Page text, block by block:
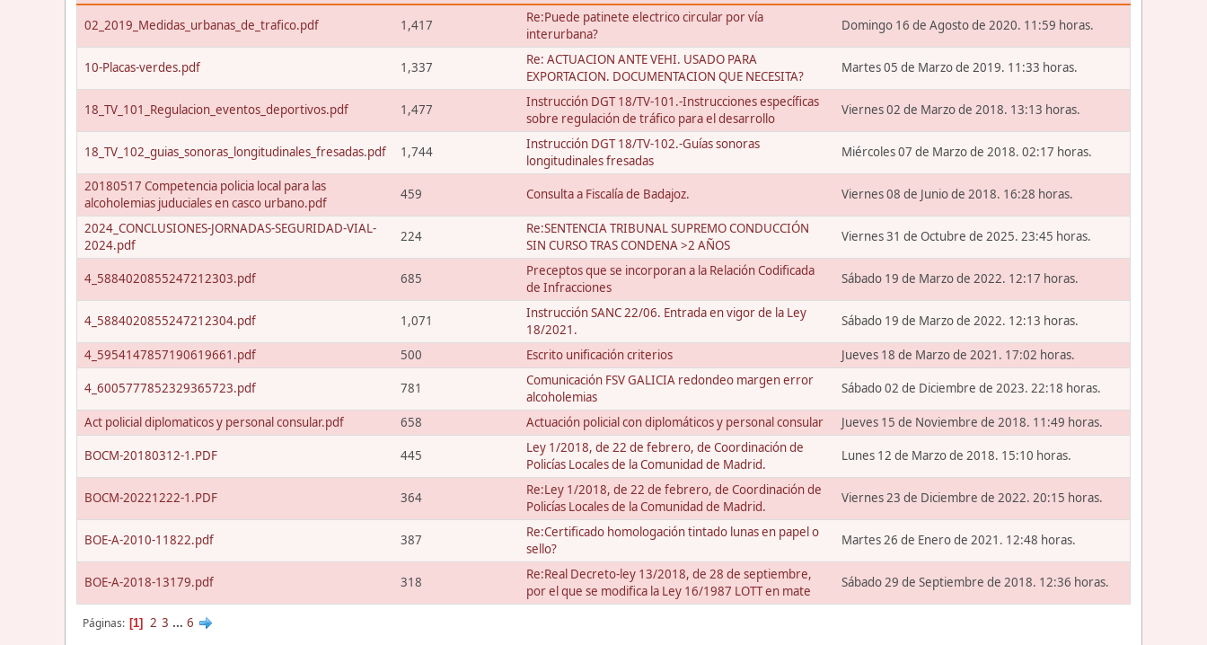
02_2019_Medidas_urbanas_de_trafico.pdf 1,417
Re:Puede patinete electrico circular por vía
interurbana?
Domingo 16 de Agosto de 2020. 11:59 horas.
10-Placas-verdes.pdf 1,337
Re: ACTUACION ANTE VEHI. USADO PARA
EXPORTACION. DOCUMENTACION QUE NECESITA?
Martes 05 de Marzo de 2019. 11:33 horas.
18_TV_101_Regulacion_eventos_deportivos.pdf 1,477
Instrucción DGT 18/TV-101.-Instrucciones específicas
sobre regulación de tráfico para el desarrollo
Viernes 02 de Marzo de 2018. 13:13 horas.
18_TV_102_guias_sonoras_longitudinales_fresadas.pdf 1,744
Instrucción DGT 18/TV-102.-Guías sonoras
longitudinales fresadas
Miércoles 07 de Marzo de 2018. 02:17 horas.
20180517 Competencia policia local para las
alcoholemias juduciales en casco urbano.pdf
459 Consulta a Fiscalía de Badajoz. Viernes 08 de Junio de 2018. 16:28 horas.
2024_CONCLUSIONES-JORNADAS-SEGURIDAD-VIAL-
2024.pdf
224
Re:SENTENCIA TRIBUNAL SUPREMO CONDUCCIÓN
SIN CURSO TRAS CONDENA >2 AÑOS
Viernes 31 de Octubre de 2025. 23:45 horas.
4_5884020855247212303.pdf 685
Preceptos que se incorporan a la Relación Codificada
de Infracciones
Sábado 19 de Marzo de 2022. 12:17 horas.
4_5884020855247212304.pdf 1,071
Instrucción SANC 22/06. Entrada en vigor de la Ley
18/2021.
Sábado 19 de Marzo de 2022. 12:13 horas.
4_5954147857190619661.pdf 500 Escrito unificación criterios Jueves 18 de Marzo de 2021. 17:02 horas.
4_6005777852329365723.pdf 781
Comunicación FSV GALICIA redondeo margen error
alcoholemias
Sábado 02 de Diciembre de 2023. 22:18 horas.
Act policial diplomaticos y personal consular.pdf 658 Actuación policial con diplomáticos y personal consular Jueves 15 de Noviembre de 2018. 11:49 horas.
BOCM-20180312-1.PDF 445
Ley 1/2018, de 22 de febrero, de Coordinación de
Policías Locales de la Comunidad de Madrid.
Lunes 12 de Marzo de 2018. 15:10 horas.
BOCM-20221222-1.PDF 364
Re:Ley 1/2018, de 22 de febrero, de Coordinación de
Policías Locales de la Comunidad de Madrid.
Viernes 23 de Diciembre de 2022. 20:15 horas.
BOE-A-2010-11822.pdf 387
Re:Certificado homologación tintado lunas en papel o
sello?
Martes 26 de Enero de 2021. 12:48 horas.
BOE-A-2018-13179.pdf 318
Re:Real Decreto-ley 13/2018, de 28 de septiembre,
por el que se modifica la Ley 16/1987 LOTT en mate
Sábado 29 de Septiembre de 2018. 12:36 horas.
Páginas 1 2 3 ... 6